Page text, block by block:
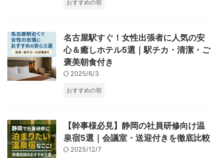
おすすめの宿
名古屋駅すぐ！女性出張者に人気の安
心＆癒しホテル5選｜駅チカ・清潔・ご
褒美朝食付き
2025/6/3
おすすめの宿
【幹事様必見】静岡の社員研修向け温
泉宿5選｜会議室・送迎付きを徹底比較
2025/12/7